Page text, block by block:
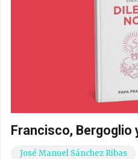
Francisco, Bergoglio
José Manuel Sánchez Ribas